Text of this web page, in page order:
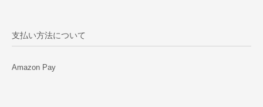
支払い方法について
Amazon Pay